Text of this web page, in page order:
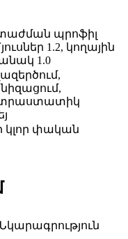
պրոֆիլ
1.2, կողային
1.0
կլոր փական